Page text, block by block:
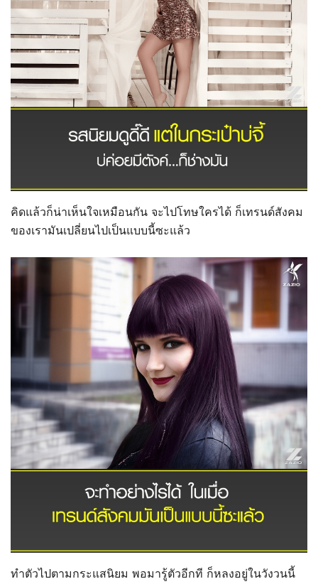
คิดแล้วก็น่าเห็นใจเหมือนกัน จะไปโทษใครได้ ก็เทรนด์สังคม
ของเรามันเปลี่ยนไปเป็นแบบนี้ซะแล้ว
ทำตัวไปตามกระแสนิยม พอมารู้ตัวอีกที ก็หลงอยู่ในวังวนนี้